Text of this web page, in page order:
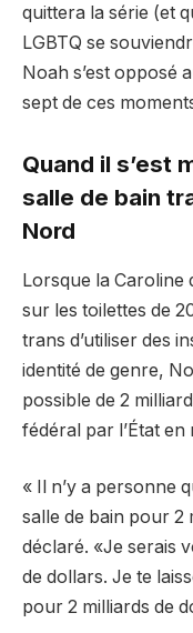
quittera la série (et
LGBTQ se
Noah s’est opposé
sept de ces
Quand il s’est
salle de bain
Nord
Lorsque la Caroline
sur les toilettes de
trans d’utiliser des
identité de genre,
possible de 2
fédéral par l’État en
« Il n’y a personne
salle de bain pour 2
déclaré. «Je serais
de dollars. Je te
pour 2 milliards de